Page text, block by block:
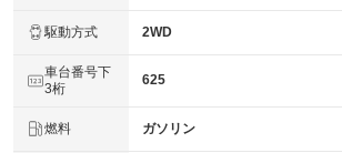
駆動方式 2WD
車台番号下
3桁
625
燃料 ガソリン